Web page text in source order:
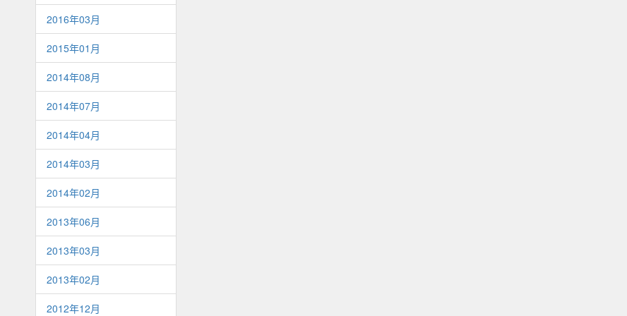
2016年03月
2015年01月
2014年08月
2014年07月
2014年04月
2014年03月
2014年02月
2013年06月
2013年03月
2013年02月
2012年12月